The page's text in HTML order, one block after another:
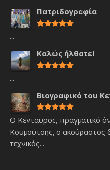
Πατριδογραφία
...
Καλώς ήλθατε!
...
Βιογραφικό του
Ο Κένταυρος, πραγματικό
Κουμούτσης, ο ακούραστος
τεχνικός...